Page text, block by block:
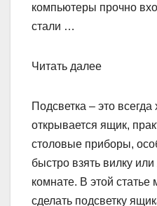
компьютеры прочно
стали …
Читать далее
Подсветка – это
открывается ящик,
столовые приборы,
быстро взять вилку
комнате. В этой
сделать подсветку